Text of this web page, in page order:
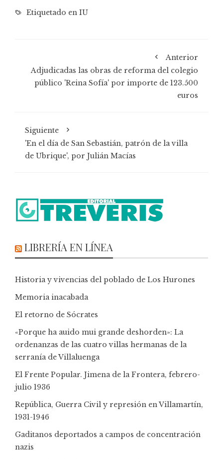
Etiquetado en IU
Anterior
Adjudicadas las obras de reforma del colegio
público 'Reina Sofía' por importe de 123.500
euros
Siguiente
'En el día de San Sebastián, patrón de la villa
de Ubrique', por Julián Macías
LIBRERÍA EN LÍNEA
Historia y vivencias del poblado de Los Hurones
Memoria inacabada
El retorno de Sócrates
«Porque ha auido mui grande deshorden»: La
ordenanzas de las cuatro villas hermanas de la
serranía de Villaluenga
El Frente Popular. Jimena de la Frontera, febrero-
julio 1936
República, Guerra Civil y represión en Villamartín,
1931-1946
Gaditanos deportados a campos de concentración
nazis